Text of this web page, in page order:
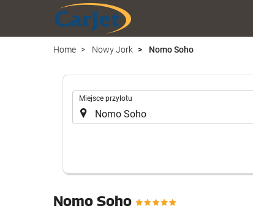
Home Nowy Jork Nomo Soho
Miejsce przylotu
Nomo Soho